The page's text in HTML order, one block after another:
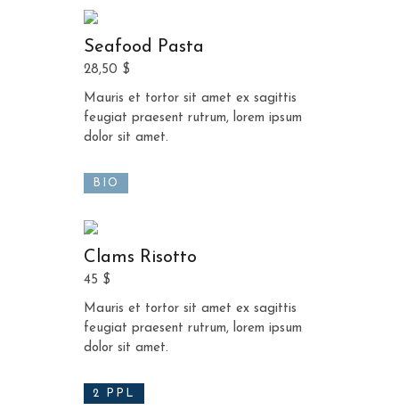
Seafood Pasta
28,50 $
Mauris et tortor sit amet ex sagittis
feugiat praesent rutrum, lorem ipsum
dolor sit amet.
BIO
Clams Risotto
45 $
Mauris et tortor sit amet ex sagittis
feugiat praesent rutrum, lorem ipsum
dolor sit amet.
2 PPL